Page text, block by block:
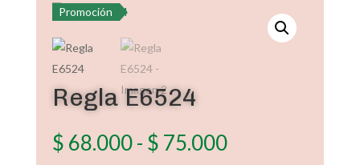
Promoción
Regla E6524
$ 68.000- $ 75.000Rango